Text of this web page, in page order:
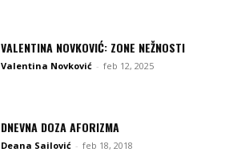
VALENTINA NOVKOVIĆ: ZONE NEŽNOSTI
Valentina Novković - feb 12, 2025
DNEVNA DOZA AFORIZMA
Deana Sailović - feb 18, 2018